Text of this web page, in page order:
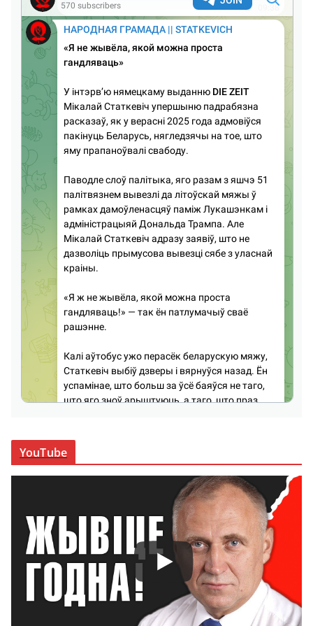
YouTube